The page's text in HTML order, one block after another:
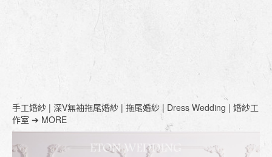
手工婚紗 | 深V無袖拖尾婚紗 | 拖尾婚紗 | Dress Wedding | 婚紗工
作室 ➔ MORE